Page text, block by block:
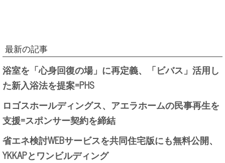
最新の記事
浴室を「心身回復の場」に再定義、「ビバス」活用し
た新入浴法を提案=PHS
ロゴスホールディングス、アエラホームの民事再生を
支援=スポンサー契約を締結
省エネ検討WEBサービスを共同住宅版にも無料公開、
YKKAPとワンビルディング